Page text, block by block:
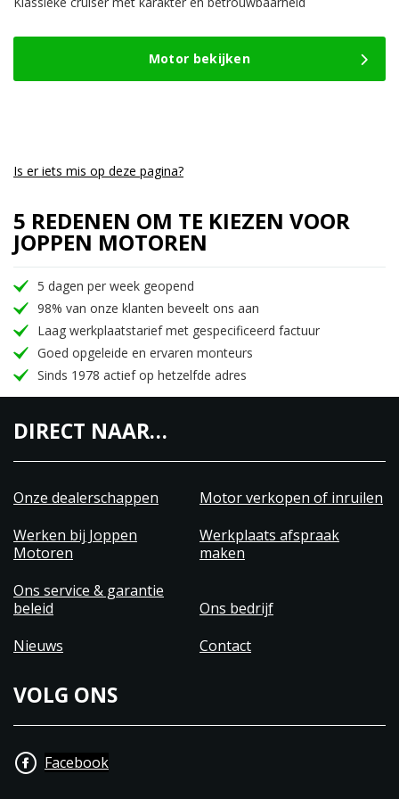
Motor bekijken
Is er iets mis op deze pagina?
5 REDENEN OM TE KIEZEN VOOR
JOPPEN MOTOREN
5 dagen per week geopend
98% van onze klanten beveelt ons aan
Laag werkplaatstarief met gespecificeerd factuur
Goed opgeleide en ervaren monteurs
Sinds 1978 actief op hetzelfde adres
DIRECT NAAR…
Onze dealerschappen
Motor verkopen of inruilen
Werken bij Joppen
Motoren
Werkplaats afspraak
maken
Ons service & garantie
beleid
Ons bedrijf
Nieuws
Contact
VOLG ONS
Facebook